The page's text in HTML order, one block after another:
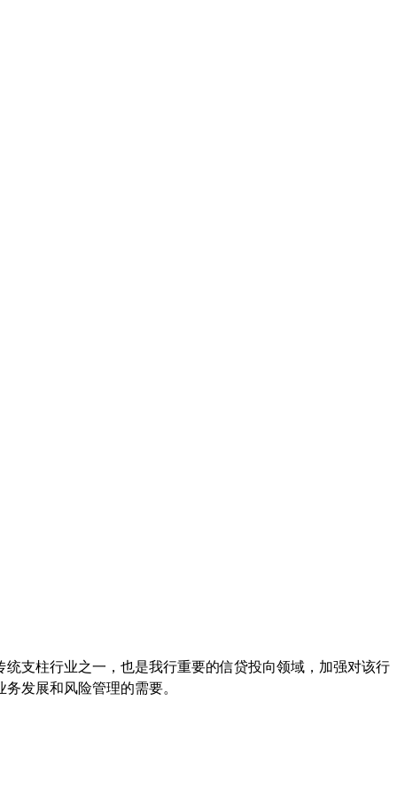
支柱行业之一，也是我行重要的信贷投向领域，加强对该行
发展和风险管理的需要。